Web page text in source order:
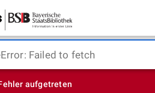
Failed to fetch
aufgetreten